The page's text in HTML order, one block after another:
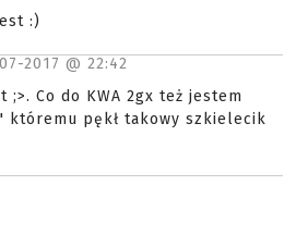
:)
2017 @ 22:42
;>. Co do KWA 2gx też jestem
któremu pękł takowy szkielecik